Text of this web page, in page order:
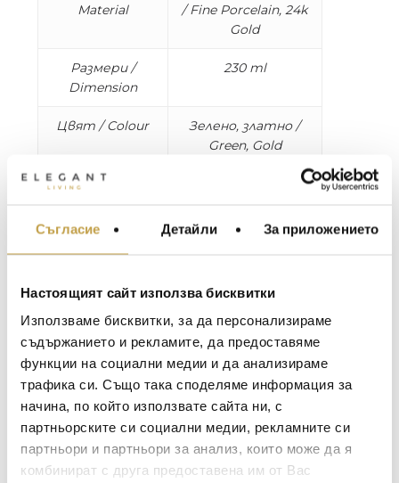
Съгласие Детайли За приложението
Настоящият сайт използва бисквитки
Използваме бисквитки, за да персонализираме
съдържанието и рекламите, да предоставяме
функции на социални медии и да анализираме
трафика си. Също така споделяме информация за
начина, по който използвате сайта ни, с
партньорските си социални медии, рекламните си
партньори и партньори за анализ, които може да я
комбинират с друга предоставена им от Вас
Material
/ Fine Porcelain, 24k
Gold
Размери /
Dimension
230 ml
Цвят / Colour
Зелено, златно /
Green, Gold
* Комплект от 2 броя / Set of 2
Поразителният вид на колекцията
Malachite придава изтънчена енергия на
ръчно позлатени акценти.
The striking bold of the Malachite dinnerware
collection lends a sophisticated energy to your
tabletop. Made of porcelain with hand-gilded
24K gold accents.
МЕБЕЛИ ЗА ДОМА И
ЗА МАСАТА
ТЕКСТИЛ ЗА ДОМА
АРОМАТИ ЗА ДОМА
ИЗКУСТВО И КНИГИ
ВИСОК КЛАС
BACCARAT
TOM DIXON
MICHAEL ARAM
ASSOULINE
SELETTI